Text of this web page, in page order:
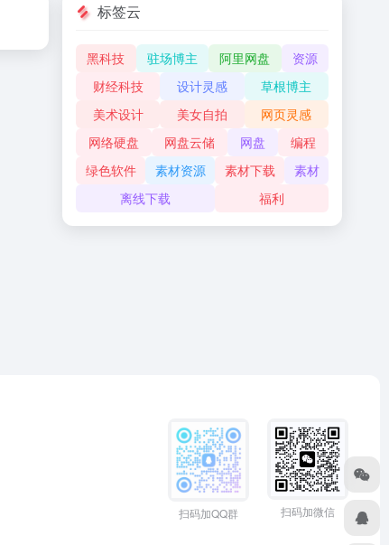
标签云
黑科技 驻场博主 阿里网盘
资源
财经科技
设计灵感
草根博主
美术设计
美女自拍
网页灵感
网络硬盘
网盘云储 网盘
编程
绿色软件
素材资源 素材下载
素材
离线下载
福利
扫码加QQ群 扫码加微信